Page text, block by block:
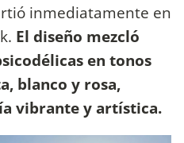
inmediatamente en
El diseño mezcló
en tonos
blanco y rosa,
vibrante y artística.